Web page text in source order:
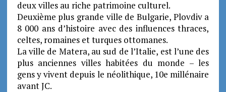
deux villes au riche patrimoine culturel.
Deuxième plus grande ville de Bulgarie, Plovdiv a
8 000 ans d’histoire avec des influences thraces,
celtes, romaines et turques ottomanes.
La ville de Matera, au sud de l’Italie, est l’une des
plus anciennes villes habitées du monde – les
gens y vivent depuis le néolithique, 10e millénaire
avant JC.